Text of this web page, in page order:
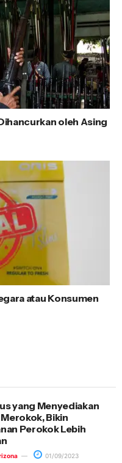
oleh Asing
atau Konsumen
yang Menyediakan
Bikin
Perokok Lebih
01/09/2023